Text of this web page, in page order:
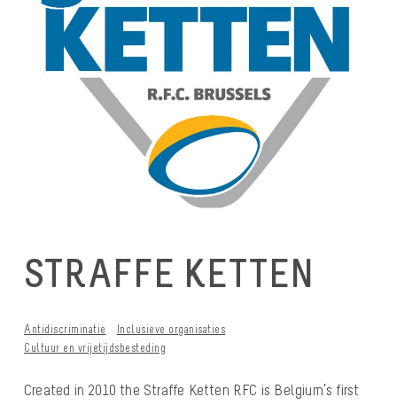
STRAFFE KETTEN
Antidiscriminatie
Inclusieve organisaties
Cultuur en vrijetijdsbesteding
Created in 2010 the Straffe Ketten RFC is Belgium’s first